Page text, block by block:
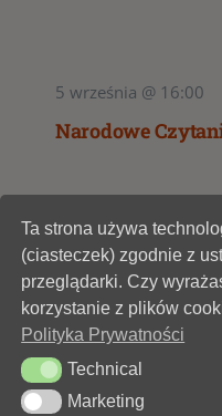
5 września @ 16:00
Narodowe
© 1947 - 2026 •
Ta strona używa
(ciasteczek) zgodnie z
przeglądarki. Czy
korzystanie z plików
Polityka Prywatności
TechnicalTechnical
MarketingMarketing